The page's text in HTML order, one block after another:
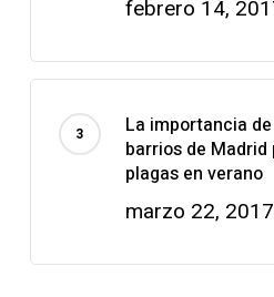
febrero 14,
La importancia
barrios de
plagas en verano
marzo 22, 2017